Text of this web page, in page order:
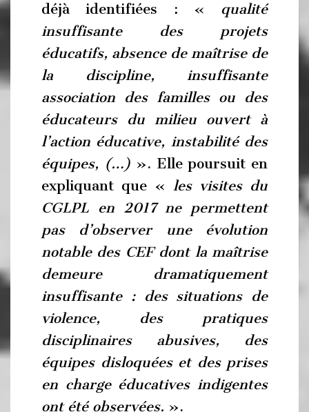
déjà identifiées : « qualité
insuffisante des projets
éducatifs, absence de maîtrise de
la discipline, insuffisante
association des familles ou des
éducateurs du milieu ouvert à
l’action éducative, instabilité des
équipes, (…) ». Elle poursuit en
expliquant que « les visites du
CGLPL en 2017 ne permettent
pas d’observer une évolution
notable des CEF dont la maîtrise
demeure dramatiquement
insuffisante : des situations de
violence, des pratiques
disciplinaires abusives, des
équipes disloquées et des prises
en charge éducatives indigentes
ont été observées. ».